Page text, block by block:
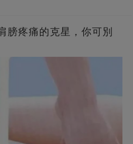
膀疼痛的克星，你可別